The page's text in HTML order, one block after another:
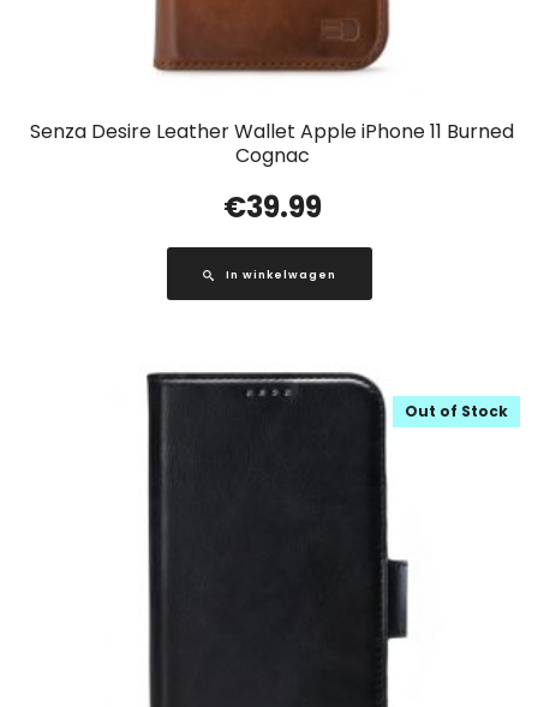
Senza Desire Leather Wallet Apple iPhone 11 Burned
Cognac
€39.99
In winkelwagen
Out of Stock